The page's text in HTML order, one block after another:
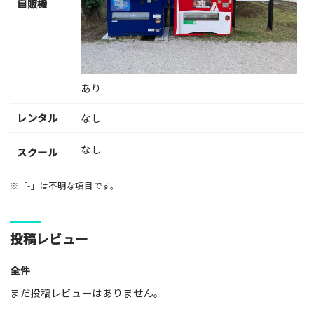
自販機
あり
レンタル なし
スクール なし
※「-」は不明な項目です。
投稿レビュー
全件
まだ投稿レビューはありません。